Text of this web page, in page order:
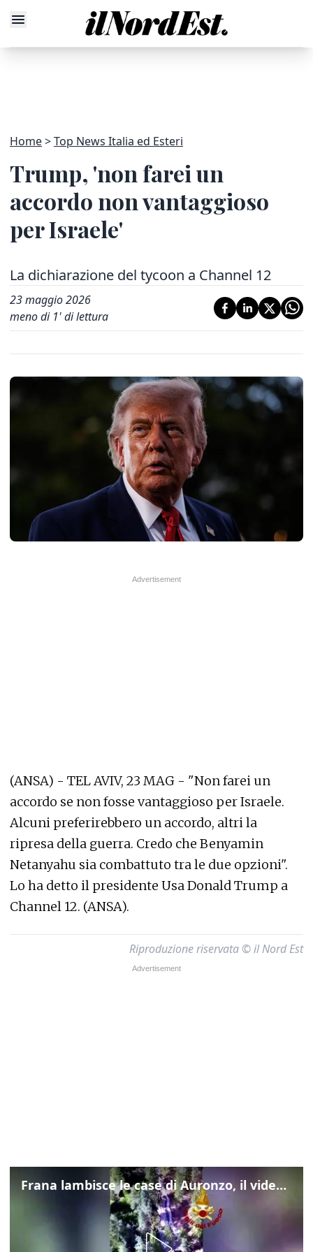
Home Top News Italia ed Esteri
Trump, 'non farei un
accordo non vantaggioso
per Israele'
La dichiarazione del tycoon a Channel 12
23 maggio 2026
meno di 1' di lettura
(ANSA) - TEL AVIV, 23 MAG - "Non farei un
accordo se non fosse vantaggioso per Israele.
Alcuni preferirebbero un accordo, altri la
ripresa della guerra. Credo che Benyamin
Netanyahu sia combattuto tra le due opzioni".
Lo ha detto il presidente Usa Donald Trump a
Channel 12. (ANSA).
Riproduzione riservata © il Nord Est
Frana lambisce le case di Auronzo, il video dall'elicottero dei vigili del fuoco